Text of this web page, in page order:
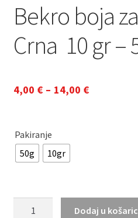
Bekro boja
Crna 10 gr –
4,00 € – 14,00 €Raspon
Pakiranje
50g
10gr
Dodaj u